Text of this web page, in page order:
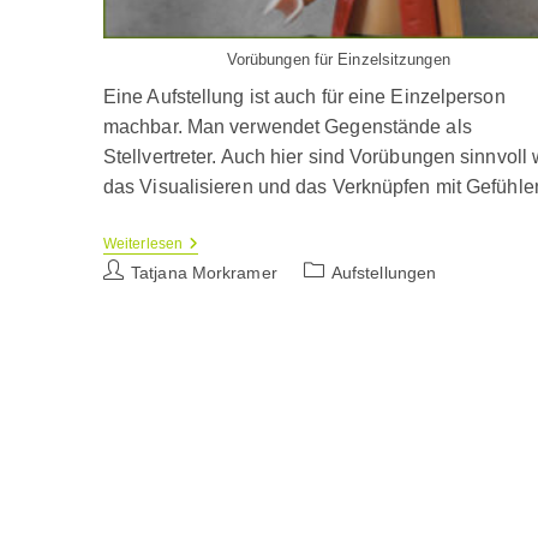
Vorübungen für Einzelsitzungen
Eine Aufstellung ist auch für eine Einzelperson
machbar. Man verwendet Gegenstände als
Stellvertreter. Auch hier sind Vorübungen sinnvoll
das Visualisieren und das Verknüpfen mit
Weiterlesen Vorübungen
Zur
Familienaufstellung
Beitrags-
Tatjana Morkramer
Beitrags-
Aufstellungen